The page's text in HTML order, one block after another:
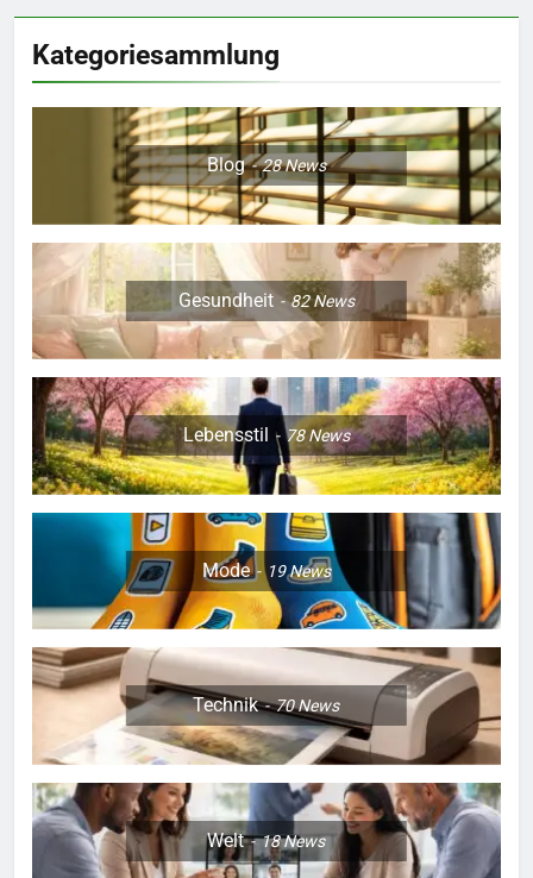
Farbenpracht statt Wintergrau:
So kombinieren Sie Pastelltöne
in diesem Jahr.
MODE
Kategoriesammlung
Blog 28News
Gesundheit 82News
Lebensstil 78News
Mode 19News
Technik 70News
Welt 18News